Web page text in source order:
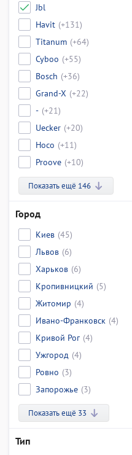
Jbl
Havit (+131)
Titanum (+64)
Cyboo (+55)
Bosch (+36)
Grand-X (+22)
- (+21)
Uecker (+20)
Hoco (+11)
Proove (+10)
Показать ещё 146
Город
Киев (45)
Львов (6)
Харьков (6)
Кропивницкий (5)
Житомир (4)
Ивано-Франковск (4)
Кривой Рог (4)
Ужгород (4)
Ровно (3)
Запорожье (3)
Показать ещё 33
Тип